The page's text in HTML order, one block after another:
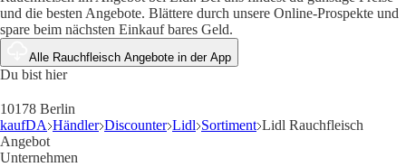
und die besten Angebote. Blättere durch unsere Online-Prospekte und
spare beim nächsten Einkauf bares Geld.
Alle Rauchfleisch Angebote in der App
Du bist hier
10178 Berlin
kaufDA Händler Discounter Lidl Sortiment Lidl Rauchfleisch
Angebot
Unternehmen